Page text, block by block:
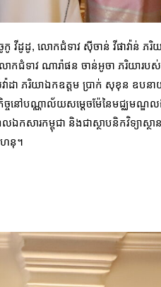
វីដូដូ, លោកជំទាវ ស៊ីចាន់ វីផាវ៉ាន់ ភ
ាវ ណារ៉ាផន ចាន់អូចា ភរិយារបស់ន
ភរិយាឯកឧត្តម ប្រាក់ សុខុន ឧបនាយករ
ច្ចនៅបណ្ណាល័យសម្ដេចម៉ែនៃមជ្ឈមណ្ឌ
ារកម្ពុជា និងជាស្ថាបនិកវិទ្យាស្ថា
ហនុ។